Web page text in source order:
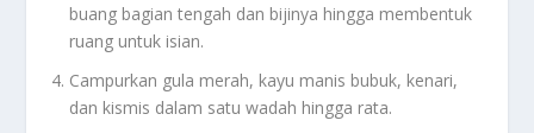
buang bagian tengah dan bijinya hingga membentuk
ruang untuk isian.
Campurkan gula merah, kayu manis bubuk, kenari,
dan kismis dalam satu wadah hingga rata.